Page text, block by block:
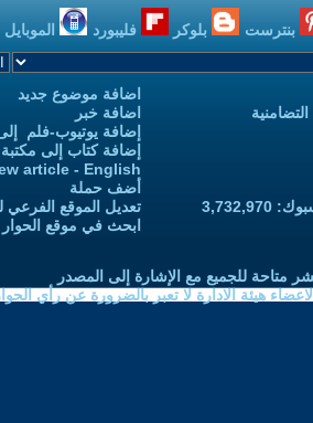
بنترست بلوكر فليبورد الموبايل
اضافة موضوع جديد
اضافة خبر
إضافة يوتيوب-فلم
إضافة كتاب إلى مكتبة
article - English
أضف حملة
تعديل الموقع الفرعي
ابحث في موقع الحوار
متاحة للجميع مع الإشارة إلى المصدر
هيئة الادارة لا تعبر بالضرورة عن رأي